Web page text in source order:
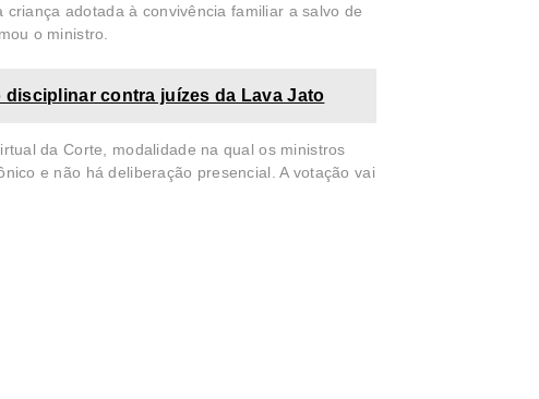
adotada à convivência familiar a salvo de
o ministro.
disciplinar contra juízes da Lava Jato
da Corte, modalidade na qual os ministros
e não há deliberação presencial. A votação vai